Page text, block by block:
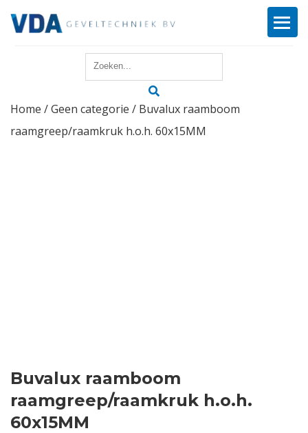
Reparatie
Login
Vacatures
Home /Geen categorie / Buvalux raamboom
raamgreep/raamkruk h.o.h. 60x15MM
Buvalux raamboom
raamgreep/raamkruk h.o.h.
60x15MM